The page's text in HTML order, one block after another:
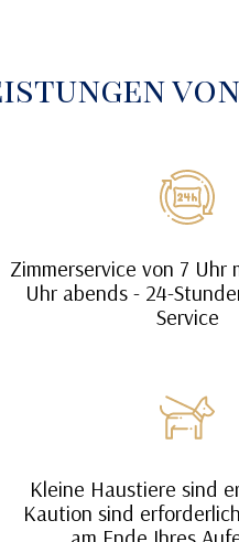
Zimmerservice von 7 Uhr
Uhr abends - 24-
Service
Kleine Haustiere sind
Kaution sind